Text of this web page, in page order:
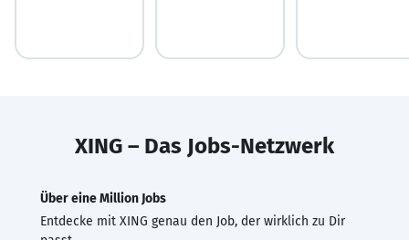
XING – Das Jobs-Netzwerk
Über eine Million Jobs
Entdecke mit XING genau den Job, der wirklich zu Dir